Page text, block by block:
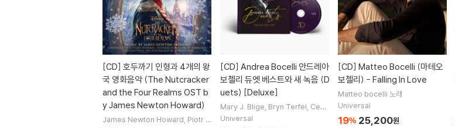
[CD] 호두까기 인형과 4개의 왕
국 영화음악 (The Nutcracker
and the Four Realms OST b
y James Newton Howard)
James Newton Howard Piotr I.
[CD] Andrea Bocelli 안드레아
보첼리 듀엣 베스트와 새 녹음 (D
uets) [Deluxe]
Mary J. Blige Bryn Terfel Cecili
a Bartoli Luciano Pavarotti
Universal
[CD] Matteo Bocelli (마테오
보첼리) - Falling In Love
Matteo bocelli 노래
Universal
19% 25,200원